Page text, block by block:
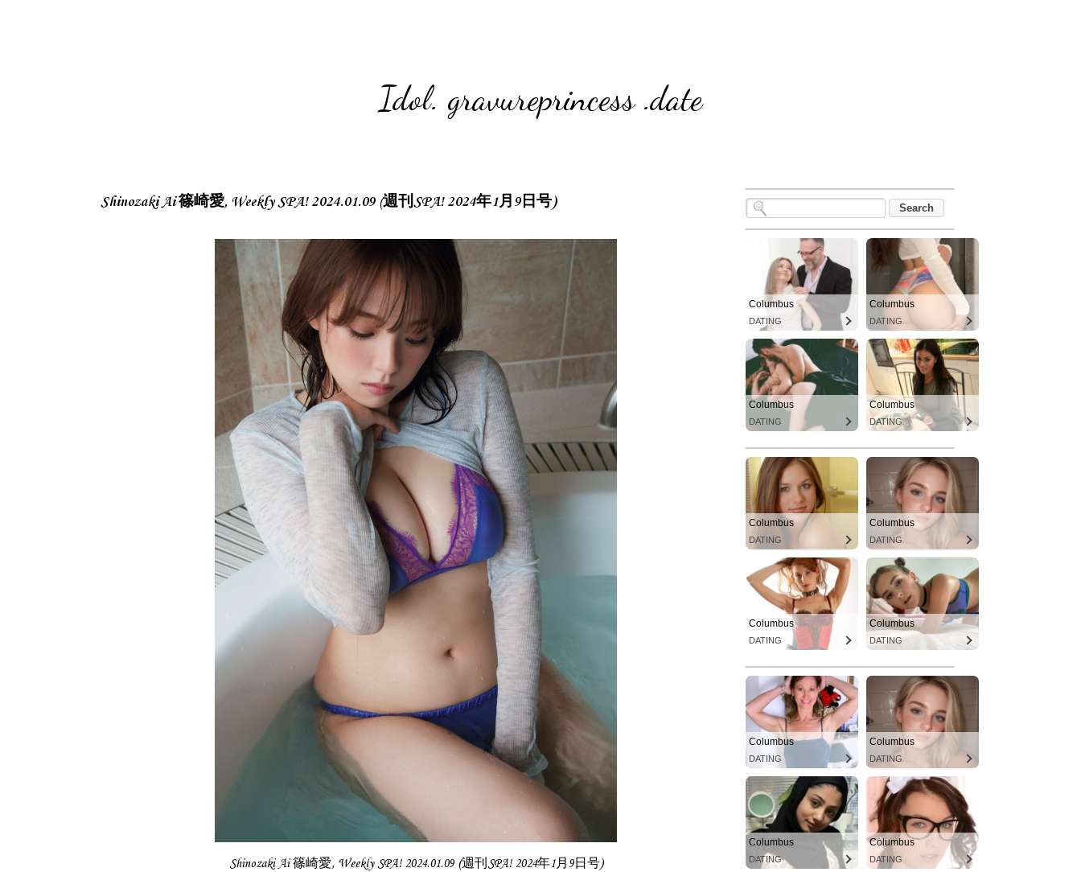
Idol. gravureprincess .date
Shinozaki Ai 篠崎愛, Weekly SPA! 2024.01.09 (週刊SPA! 2024年1月9日号)
Shinozaki Ai 篠崎愛, Weekly SPA! 2024.01.09 (週刊SPA! 2024年1月9日号)
Columbus
DATING
Columbus
DATING
Columbus
DATING
Columbus
DATING
Columbus
DATING
Columbus
DATING
Columbus
DATING
Columbus
DATING
Columbus
DATING
Columbus
DATING
Columbus
DATING
Columbus
DATING